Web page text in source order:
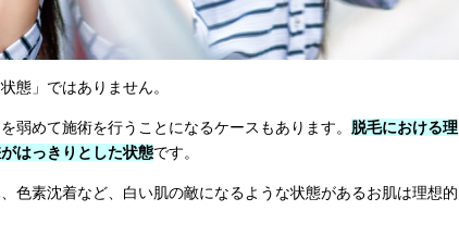
態」ではありません。
弱めて施術を行うことになるケースもあります。 脱毛における理
はっきりとした状態です。
色素沈着など、白い肌の敵になるような状態があるお肌は理想的